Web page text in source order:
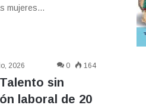
mujeres…
2026 0 164
sin
laboral de 20